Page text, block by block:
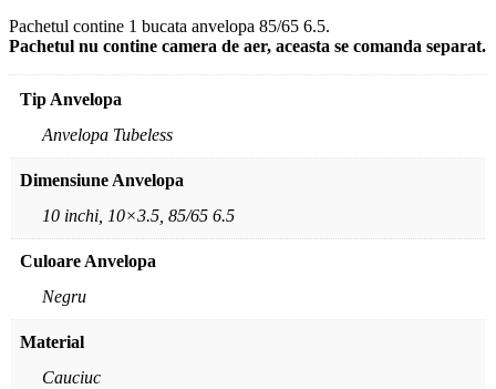
Pachetul contine 1 bucata anvelopa 85/65 6.5.
Pachetul nu contine camera de aer, aceasta se comanda separat.
Tip Anvelopa
Anvelopa Tubeless
Dimensiune Anvelopa
10 inchi, 10×3.5, 85/65 6.5
Culoare Anvelopa
Negru
Material
Cauciuc